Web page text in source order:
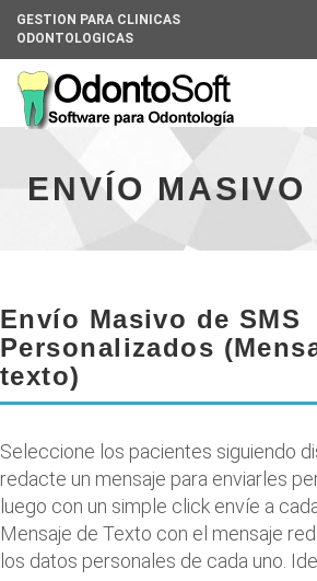
GESTION PARA CLINICAS
ODONTOLOGICAS
Universal
-
go
homepage
go
toENVÍO MASIVO
Envío Masivo de SMS
Personalizados
texto)
Seleccione los pacientes siguiendo
redacte un mensaje para enviarles
luego con un simple click envíe a
Mensaje de Texto con el mensaje
los datos personales de cada uno.